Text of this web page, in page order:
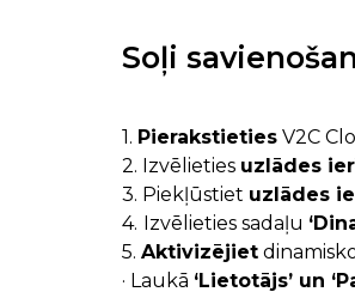
Soļi
1. Pierakstieties V2C
2. Izvēlieties uzlādes
3. Piekļūstiet uzlādes
4. Izvēlieties sadaļu
5. Aktivizējiet
· Laukā ‘Lietotājs’ un